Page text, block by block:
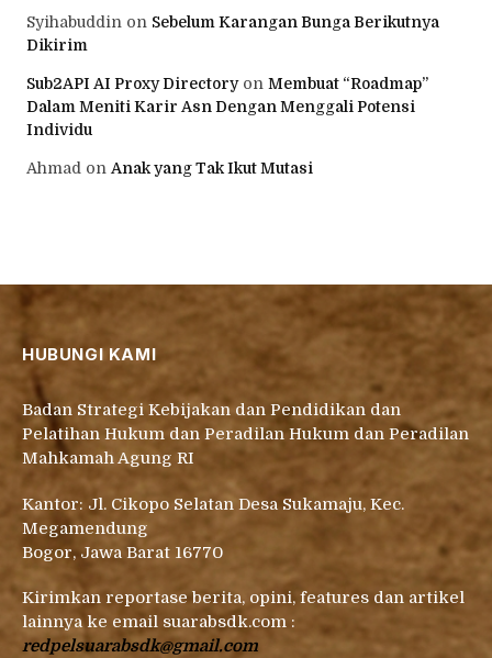
Syihabuddin on Sebelum Karangan Bunga Berikutnya
Dikirim
Sub2API AI Proxy Directoryon Membuat “Roadmap”
Dalam Meniti Karir Asn Dengan Menggali Potensi
Individu
Ahmad on Anak yang Tak Ikut Mutasi
HUBUNGI KAMI
Badan Strategi Kebijakan dan Pendidikan dan
Pelatihan Hukum dan Peradilan Hukum dan Peradilan
Mahkamah Agung RI
Kantor: Jl. Cikopo Selatan Desa Sukamaju, Kec.
Megamendung
Bogor, Jawa Barat 16770
Kirimkan reportase berita, opini, features dan artikel
lainnya ke email suarabsdk.com :
redpelsuarabsdk@gmail.com